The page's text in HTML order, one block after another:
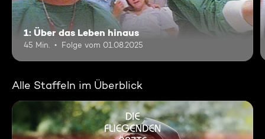
1: Über das Leben hinaus
45 Min. Folge vom 01.08.2025
Alle Staffeln im Überblick